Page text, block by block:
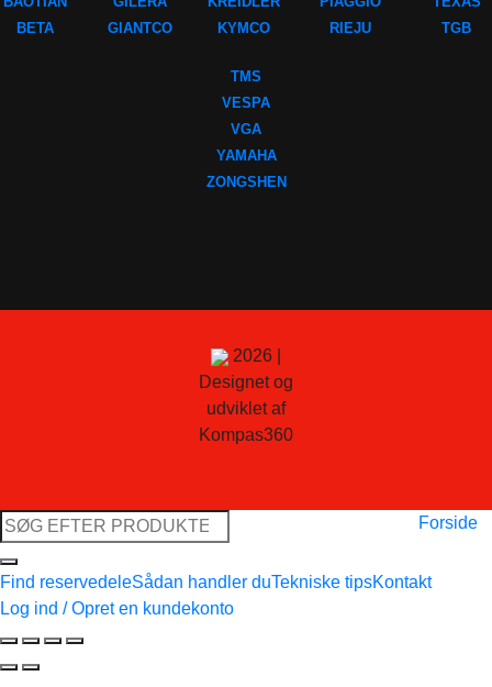
BETA
GIANTCO
KYMCO
RIEJU
TGB
TMS
VESPA
VGA
YAMAHA
ZONGSHEN
2026 |
Designet og
udviklet af
Kompas360
Søg
efter:
Forside
Find reservedeleSådan handler duTekniske tipsKontakt
Log ind / Opret en kundekonto